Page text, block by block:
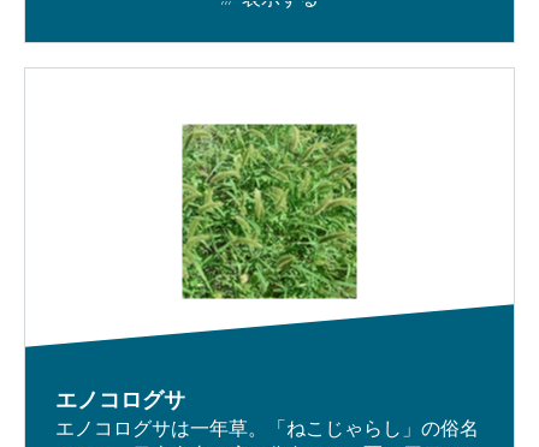
エノコログサ
エノコログサは一年草。「ねこじゃらし」の俗名